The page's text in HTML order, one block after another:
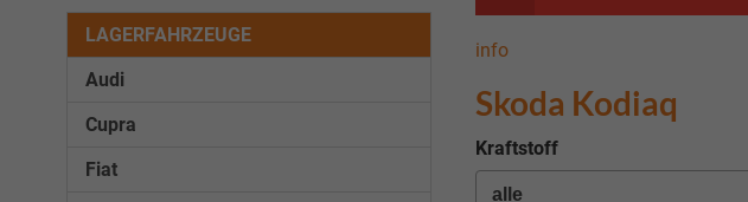
info
Skoda Kodiaq
Kraftstoff
LAGERFAHRZEUGE
Audi
Cupra
Fiat